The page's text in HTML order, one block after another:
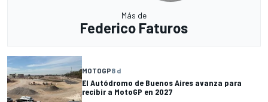
Más de
Federico Faturos
MOTOGP8 d
El Autódromo de Buenos Aires avanza para
recibir a MotoGP en 2027